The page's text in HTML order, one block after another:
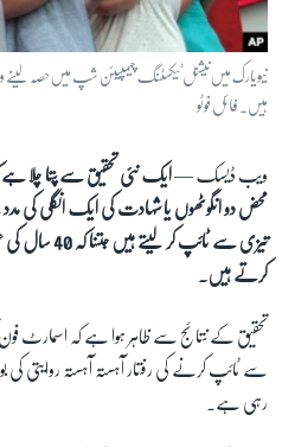
آرٹ
آزادیٔ صحافت
سائنس و ٹیکنالوجی
دلچسپ و عجیب
ویڈیوز
آڈیو
اسپیشل کوریج
اداریہ
نیویارک میں نیشنل ٹیکسٹنگ چیمپیئن شپ میں حصہ
ہیں۔ فائل فوٹو
ویب ڈیسک —
محض دو انگوٹھوں یا شہادت کی ایک انگلی کی
تیزی سے ٹائپ
کرتے ہیں۔
تحقیق کے نتائج سے ظاہر ہوا ہے کہ اسمارٹ فون
سے ٹائپ کرنے کی رفتار آہستہ آہستہ روایتی کی
رہی ہے۔